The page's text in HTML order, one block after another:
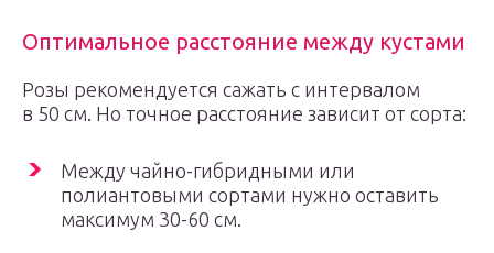
Оптимальное расстояние между кустами
Розы рекомендуется сажать с интервалом
в 50 см. Но точное расстояние зависит от сорта:
Между чайно-гибридными или
полиантовыми сортами нужно оставить
максимум 30-60 см.